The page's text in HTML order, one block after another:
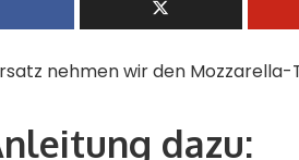
nehmen wir den Mozzarella-
dazu: